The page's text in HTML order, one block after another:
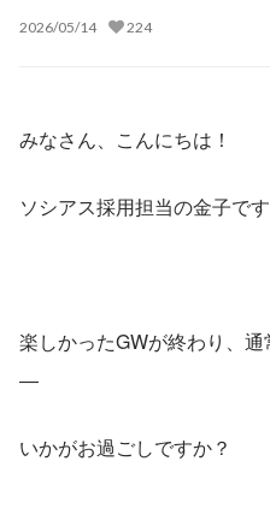
2026/05/14 224
みなさん、こんにちは！
ソシアス採用担当の金子です
楽しかったGWが終わり、
―
いかがお過ごしですか？